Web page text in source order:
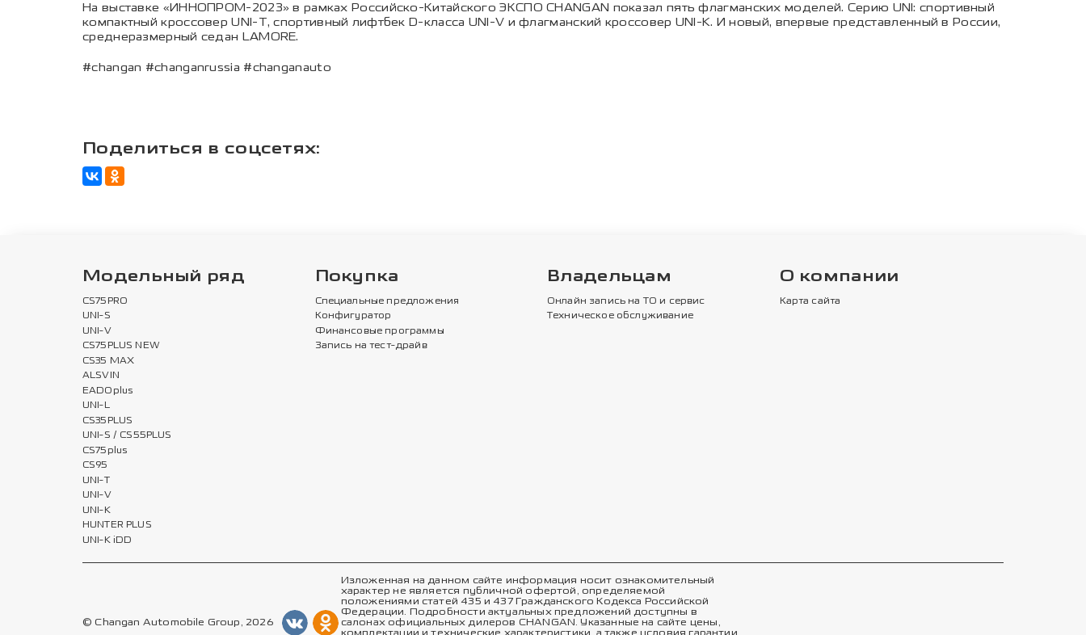
На выставке «ИННОПРОМ-2023» в рамках Российско-Китайского ЭКСПО CHANGAN показал пять флагманских моделей. Серию UNI: спортивный
компактный кроссовер UNI-T, спортивный лифтбек D-класса UNI-V и флагманский кроссовер UNI-K. И новый, впервые представленный в России,
среднеразмерный седан LAMORE.
#changan #changanrussia #changanauto
Поделиться в соцсетях:
Модельный ряд
CS75PRO
UNI-S
UNI-V
CS75PLUS NEW
CS35 MAX
ALSVIN
EADOplus
UNI-L
CS35PLUS
UNI-S / CS55PLUS
CS75plus
CS95
UNI-T
UNI-V
UNI-K
HUNTER PLUS
UNI-K iDD
Покупка
Специальные предложения
Конфигуратор
Финансовые программы
Запись на тест-драйв
Владельцам
Онлайн запись на ТО и сервис
Техническое обслуживание
О компании
Карта сайта
© Changan Automobile Group, 2026
Изложенная на данном сайте информация носит ознакомительный
характер не является публичной офертой, определяемой
положениями статей 435 и 437 Гражданского Кодекса Российской
Федерации. Подробности актуальных предложений доступны в
салонах официальных дилеров CHANGAN. Указанные на сайте цены,
комплектации и технические характеристики, а также условия гарантии